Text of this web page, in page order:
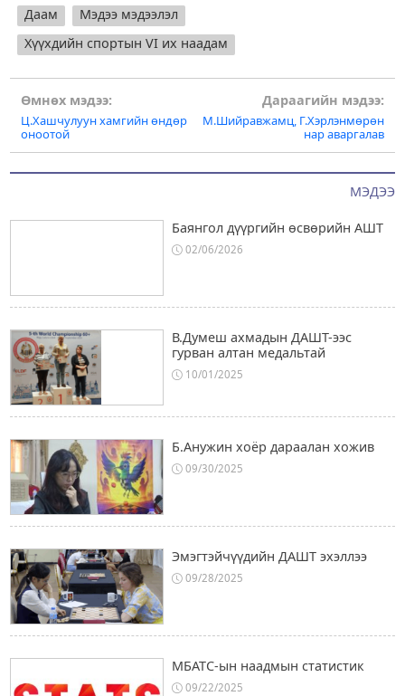
МЭДЭЭ
Баянгол дүүргийн өсвөрийн АШТ
02/06/2026
В.Думеш ахмадын ДАШТ-ээс
гурван алтан медальтай
10/01/2025
Б.Анужин хоёр дараалан хожив
09/30/2025
Эмэгтэйчүүдийн ДАШТ эхэллээ
09/28/2025
МБАТС-ын наадмын статистик
09/22/2025
Даам
Мэдээ мэдээлэл
Хүүхдийн спортын VI их наадам
Post
navigation
Өмнөх мэдээ:
Ц.Хашчулуун хамгийн өндөр
оноотой
Дараагийн мэдээ:
М.Шийравжамц, Г.Хэрлэнмөрөн
нар аваргалав